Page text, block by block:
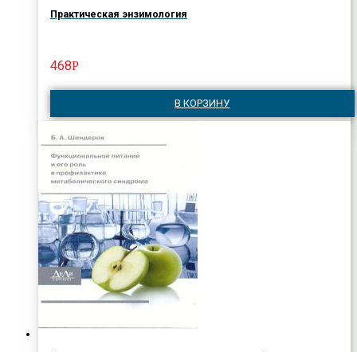
Практическая энзимология
468Р
В КОРЗИНУ